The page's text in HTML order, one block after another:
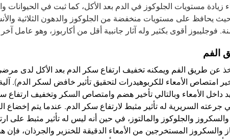
زيادة مستويات الجلوكوز في الدم بعد الأكل، كما ثبت في الحيوانات
حيث يحافظ على مستويات منخفضة من الجلوكوز والدهون الثلاثية
الفم
عن طريق الفم ويمكنه تخفيف ارتفاع سكر الدم بعد الأكل لدى
امتصاص الأمعاء للكربوهيدرات لتحقيق تأثير خافض لسكر الدم).
داخل الأمعاء وبالتالي تأخير هضم وامتصاص السكر وتخفيف ارتفاع
جرعته السريرية له تأثير مثبط لارتفاع سكر الدم. عندما يتم
والجلوكوز والمالتوز، في حين أنه ليس له تأثير مثبط على
والسكروز المستخرجين من الأمعاء الدقيقة للخنزير والجرذان،